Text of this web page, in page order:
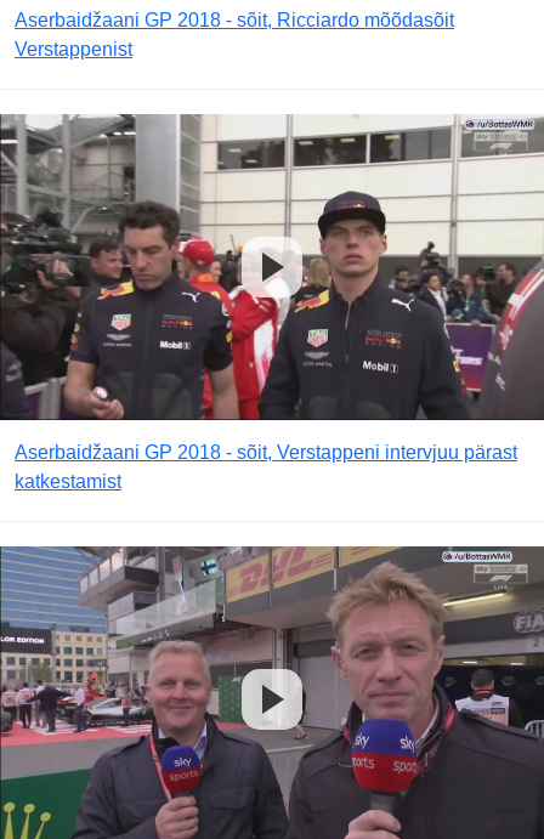
Aserbaidžaani GP 2018 - sõit, Ricciardo mõõdasõit
Verstappenist
Aserbaidžaani GP 2018 - sõit, Verstappeni intervjuu pärast
katkestamist